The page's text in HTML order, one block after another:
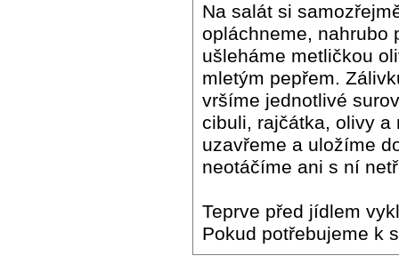
Na salát si
opláchneme, nahrubo
ušleháme metličkou
mletým pepřem.
vršíme jednotlivé
cibuli, rajčátka, olivy a
uzavřeme a uložíme
neotáčíme ani s ní
Teprve před jídlem
Pokud potřebujeme k